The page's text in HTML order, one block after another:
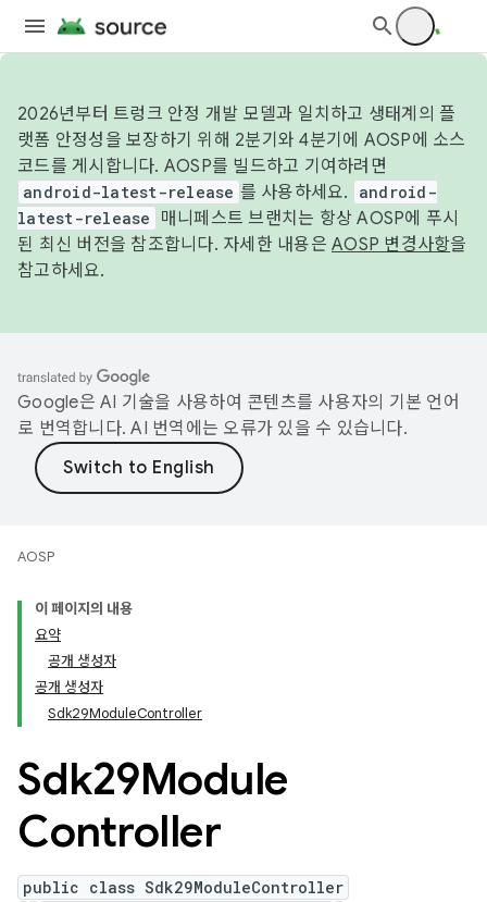
2026년부터 트렁크 안정 개발 모델과 일치하고 생태계의 플
랫폼 안정성을 보장하기 위해 2분기와 4분기에 AOSP에 소스
코드를 게시합니다. AOSP를 빌드하고 기여하려면
android-latest-release 를 사용하세요.
android-
latest-release
매니페스트 브랜치는 항상 AOSP에 푸시
된 최신 버전을 참조합니다. 자세한 내용은 AOSP 변경사항을
참고하세요.
Google은 AI 기술을 사용하여 콘텐츠를 사용자의 기본 언어
로 번역합니다. AI 번역에는 오류가 있을 수 있습니다.
AOSP
이 페이지의 내용
요약
공개 생성자
공개 생성자
Sdk29ModuleController
Sdk29Module
Controller
public class Sdk29ModuleController